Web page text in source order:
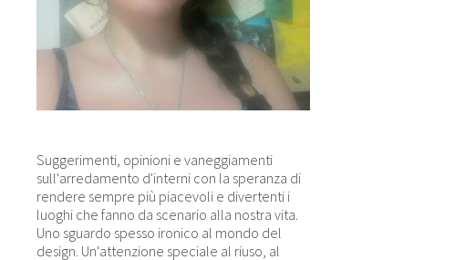
Suggerimenti, opinioni e vaneggiamenti
sull'arredamento d'interni con la speranza di
rendere sempre più piacevoli e divertenti i
luoghi che fanno da scenario alla nostra vita.
Uno sguardo spesso ironico al mondo del
design. Un'attenzione speciale al riuso, al